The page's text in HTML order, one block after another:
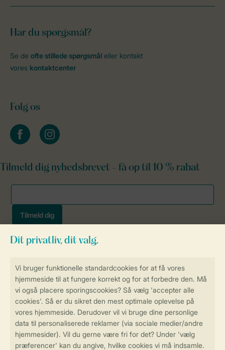
Få en personligt tilpasset oplevelse
på Landal.dk
Sikker datahåndtering
Sikker betaling
Har du spørgsmål?
Se de ofte stillede spørgsmål eller kontakt
vores kontaktcenter
Følg os
facebookinstagram
Tilmeld dig nyhedsbrevet - få op til 10 % rabat